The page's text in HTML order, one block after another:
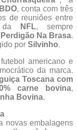
, conta com três
de reuniões entre
da
NFL, sempre
Perdigão Na Brasa.
por Silvinho.
americano e
da marca.
Toscana com
carne bovina,
Bovina.
novas embalagens